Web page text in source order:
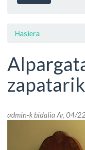
Hasiera
admin-k bidalia Ar, 04/